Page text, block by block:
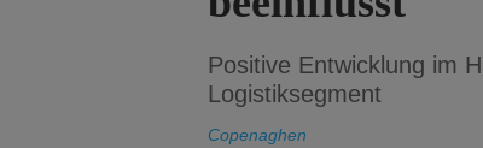
Positive Entwicklung im
Logistiksegment
Copenaghen